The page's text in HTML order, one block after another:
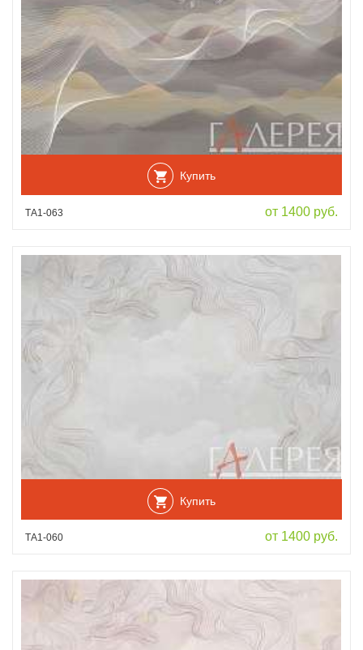
Купить
ТА1-063 от 1400 руб.
Купить
ТА1-060 от 1400 руб.